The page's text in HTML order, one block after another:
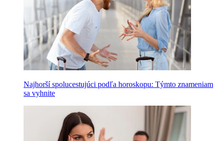
Najhorší spolucestujúci podľa horoskopu: Týmto znameniam
sa vyhnite